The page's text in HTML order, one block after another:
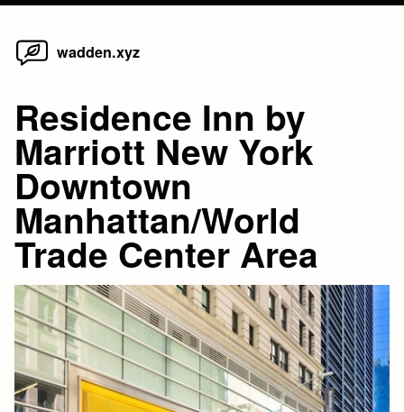
Skip
wadden.xyz
Residence Inn by
Marriott New York
Downtown
Manhattan/World
Trade Center Area